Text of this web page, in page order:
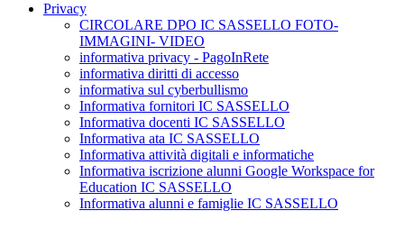
Privacy
CIRCOLARE DPO IC SASSELLO FOTO-
IMMAGINI- VIDEO
informativa privacy - PagoInRete
informativa diritti di accesso
informativa sul cyberbullismo
Informativa fornitori IC SASSELLO
Informativa docenti IC SASSELLO
Informativa ata IC SASSELLO
Informativa attività digitali e informatiche
Informativa iscrizione alunni Google Workspace for
Education IC SASSELLO
Informativa alunni e famiglie IC SASSELLO